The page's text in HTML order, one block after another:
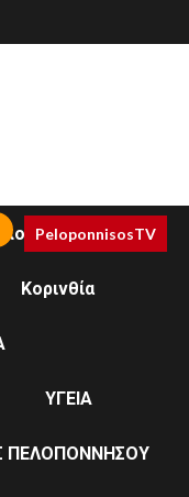
Κορινθία
ΥΓΕΙΑ
ΠΕΛΟΠΟΝΝΗΣΟΥ
PeloponnisosTV